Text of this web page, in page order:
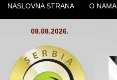
NASLOVNA STRANA O NAMA
08.08.2026.